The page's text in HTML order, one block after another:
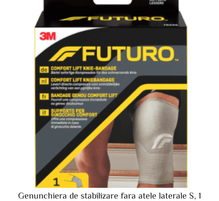
Genunchiera de stabilizare fara atele laterale S, 1